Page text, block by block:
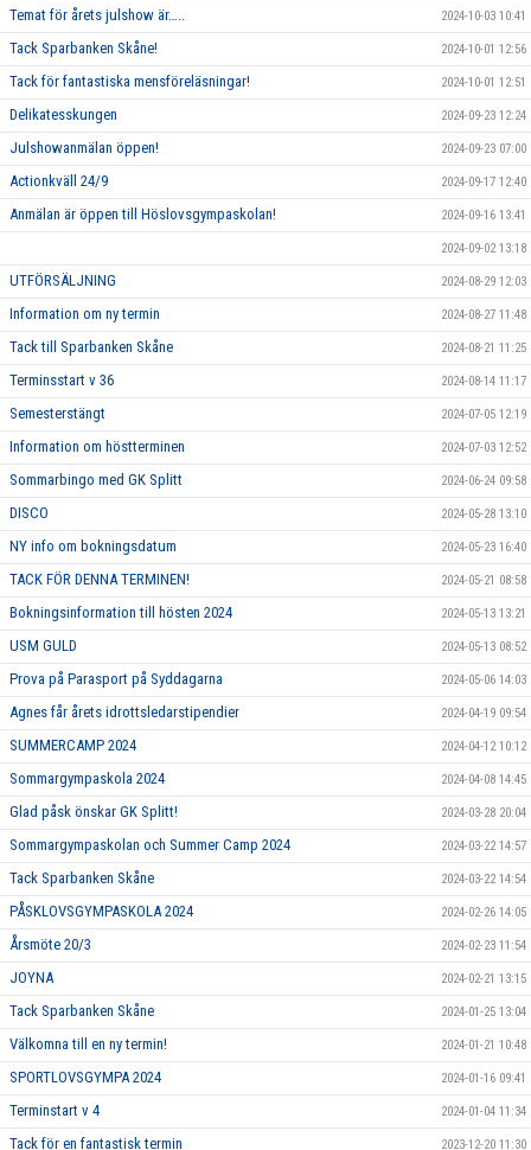
Temat för årets julshow är….. 2024-10-03 10:41
Tack Sparbanken Skåne! 2024-10-01 12:56
Tack för fantastiska mensföreläsningar! 2024-10-01 12:51
Delikatesskungen 2024-09-23 12:24
Julshowanmälan öppen! 2024-09-23 07:00
Actionkväll 24/9 2024-09-17 12:40
Anmälan är öppen till Höslovsgympaskolan! 2024-09-16 13:41
2024-09-02 13:18
UTFÖRSÄLJNING 2024-08-29 12:03
Information om ny termin 2024-08-27 11:48
Tack till Sparbanken Skåne 2024-08-21 11:25
Terminsstart v 36 2024-08-14 11:17
Semesterstängt 2024-07-05 12:19
Information om höstterminen 2024-07-03 12:52
Sommarbingo med GK Splitt 2024-06-24 09:58
DISCO 2024-05-28 13:10
NY info om bokningsdatum 2024-05-23 16:40
TACK FÖR DENNA TERMINEN! 2024-05-21 08:58
Bokningsinformation till hösten 2024 2024-05-13 13:21
USM GULD 2024-05-13 08:52
Prova på Parasport på Syddagarna 2024-05-06 14:03
Agnes får årets idrottsledarstipendier 2024-04-19 09:54
SUMMERCAMP 2024 2024-04-12 10:12
Sommargympaskola 2024 2024-04-08 14:45
Glad påsk önskar GK Splitt! 2024-03-28 20:04
Sommargympaskolan och Summer Camp 2024 2024-03-22 14:57
Tack Sparbanken Skåne 2024-03-22 14:54
PÅSKLOVSGYMPASKOLA 2024 2024-02-26 14:05
Årsmöte 20/3 2024-02-23 11:54
JOYNA 2024-02-21 13:15
Tack Sparbanken Skåne 2024-01-25 13:04
Välkomna till en ny termin! 2024-01-21 10:48
SPORTLOVSGYMPA 2024 2024-01-16 09:41
Terminstart v 4 2024-01-04 11:34
Tack för en fantastisk termin 2023-12-20 11:30